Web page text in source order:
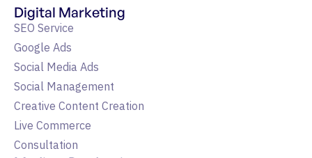
Digital Marketing
SEO Service
Google Ads
Social Media Ads
Social Management
Creative Content Creation
Live Commerce
Consultation